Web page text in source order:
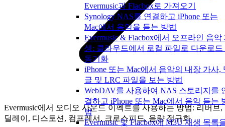
Evermusic과 Flacbox로 가져오기
Synology NAS를 연결하고 iPhone 또는
Mac에서 음악을 듣는 방법
Evermusic & Flacbox에서 오프라인 음악
생: 클라우드에서 로컬 파일로 다운로드
동기화
iPhone 또는 Mac에서 음악의 내장 가사,
글 및 LRC 파일을 보는 방법
WebDAV를 사용하여 NAS 스토리지를
결하고 iPhone 또는 Mac에서 음악 듣는
법
Evermusic 및 Flacbox에 M3U 재생 목록
Evermusic에서 오디오 사운드 이펙트를 사용하는 방법: 리버브,
딜레이, 디스토션, 컴프레서, 크로스피드, 음량 정규화